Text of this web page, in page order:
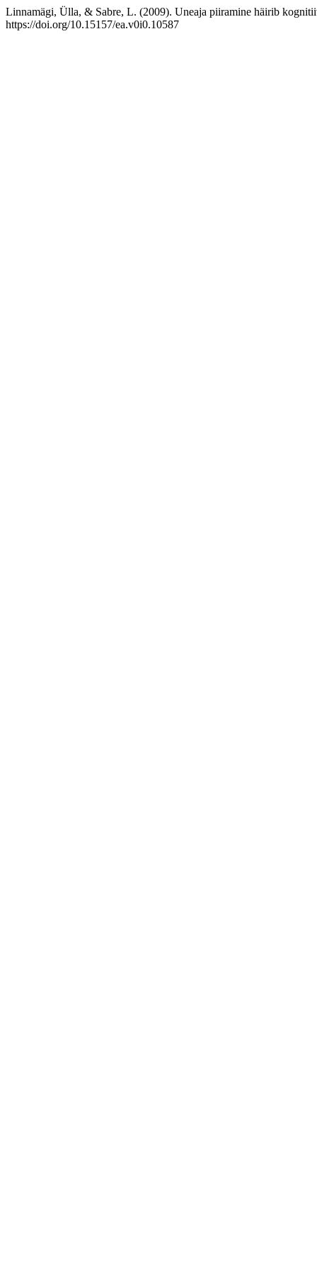
Linnamägi, Ülla, & Sabre, L. (2009). Uneaja piiramine häirib
https://doi.org/10.15157/ea.v0i0.10587